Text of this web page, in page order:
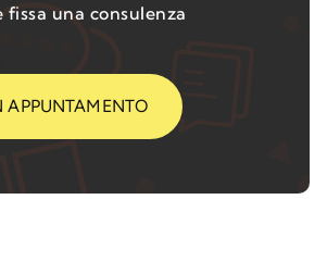
fissa una consulenza
APPUNTAMENTO